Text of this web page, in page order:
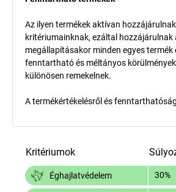
Az ilyen termékek aktívan
kritériumainknak, ezáltal
megállapításakor minden egyes
fenntartható és méltányos
különösen remekelnek.
A termékértékelésről és
Kritériumok
Éghajlatvédelem 30%